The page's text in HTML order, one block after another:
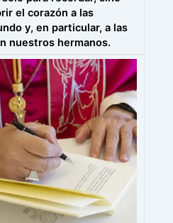
el corazón a las
y, en particular, a las
nuestros hermanos.